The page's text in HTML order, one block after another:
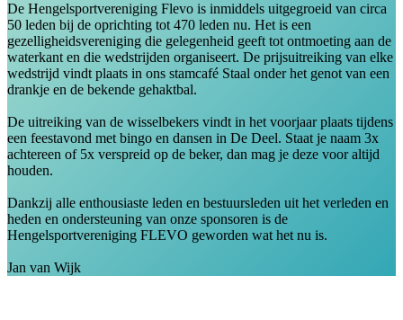
De Hengelsportvereniging Flevo is inmiddels uitgegroeid van circa
50 leden bij de oprichting tot 470 leden nu. Het is een
gezelligheidsvereniging die gelegenheid geeft tot ontmoeting aan de
waterkant en die wedstrijden organiseert. De prijsuitreiking van elke
wedstrijd vindt plaats in ons stamcafé Staal onder het genot van een
drankje en de bekende gehaktbal.
De uitreiking van de wisselbekers vindt in het voorjaar plaats tijdens
een feestavond met bingo en dansen in De Deel. Staat je naam 3x
achtereen of 5x verspreid op de beker, dan mag je deze voor altijd
houden.
Dankzij alle enthousiaste leden en bestuursleden uit het verleden en
heden en ondersteuning van onze sponsoren is de
Hengelsportvereniging FLEVO geworden wat het nu is.
Jan van Wijk